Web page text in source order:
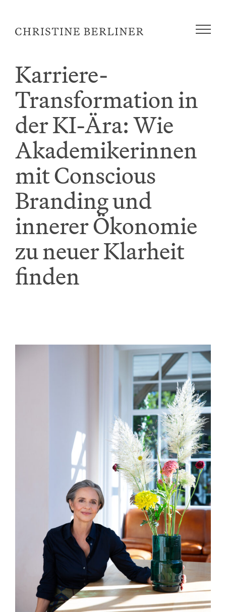
springen
Karriere-
Transformation in
der KI-Ära: Wie
Akademikerinnen
mit Conscious
Branding und
innerer Ökonomie
zu neuer Klarheit
finden